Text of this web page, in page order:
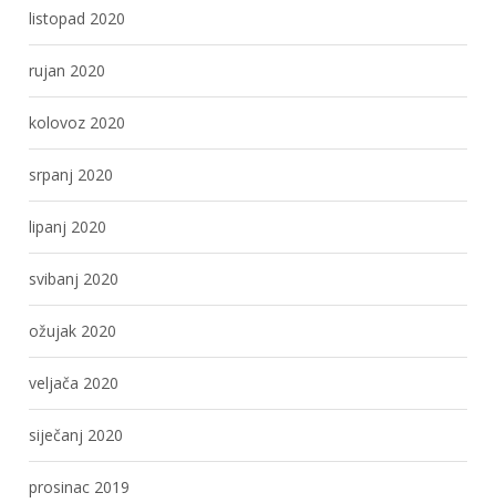
listopad 2020
rujan 2020
kolovoz 2020
srpanj 2020
lipanj 2020
svibanj 2020
ožujak 2020
veljača 2020
siječanj 2020
prosinac 2019